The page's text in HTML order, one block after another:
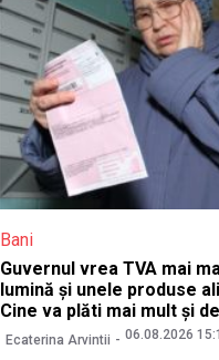
Bani
Guvernul vrea TVA mai
lumină și unele produse
Cine va plăti mai mult și
Ecaterina Arvintii 06.08.2026